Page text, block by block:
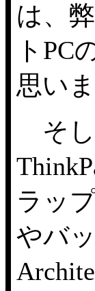
は、
トPC
思い
そし
ラッ
やバ